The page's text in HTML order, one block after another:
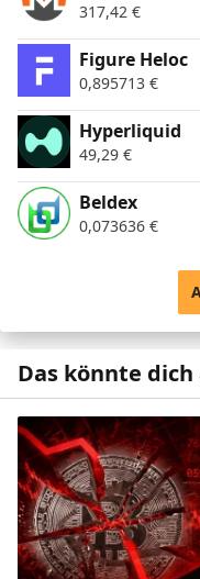
317,42 €
Figure Heloc
0,895713 €
Hyperliquid
49,29 €
Beldex
0,073636 €
Das könnte